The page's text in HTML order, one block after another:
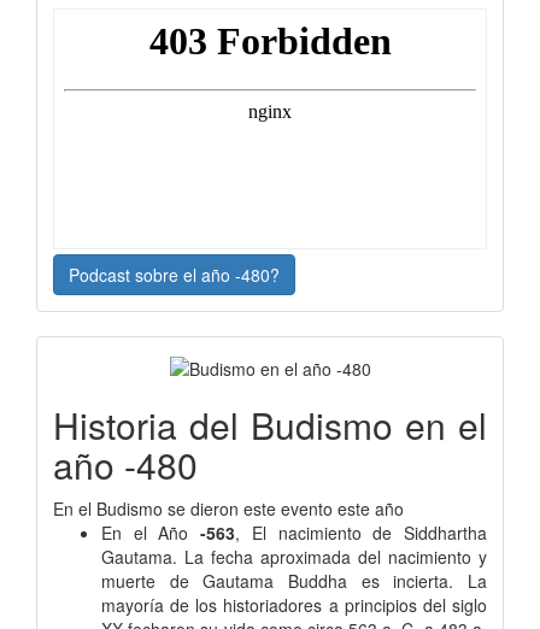
Podcast sobre el año -480?
Historia del Budismo en el
año -480
En el Budismo se dieron este evento este año
En el Año -563, El nacimiento de Siddhartha
Gautama. La fecha aproximada del nacimiento y
muerte de Gautama Buddha es incierta. La
mayoría de los historiadores a principios del siglo